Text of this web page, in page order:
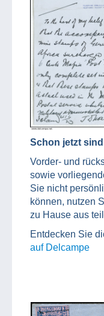
Schon jetzt
Vorder- und
sowie
Sie nicht
können, nutzen
zu Hause aus
Entdecken Sie
auf Delcampe